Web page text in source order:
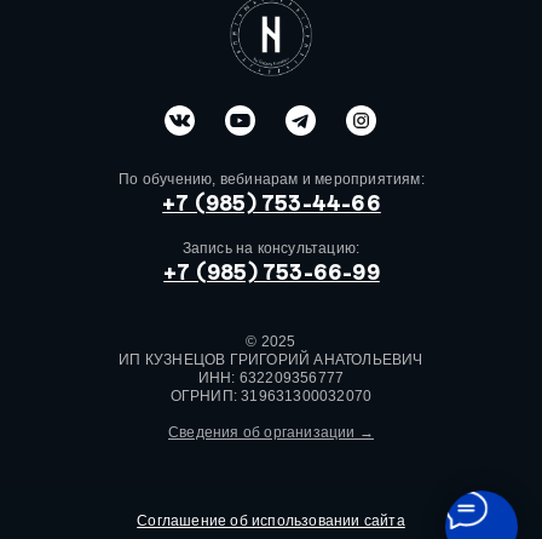
© 2025
ИП КУЗНЕЦОВ ГРИГОРИЙ АНАТОЛЬЕВИЧ
ИНН: 632209356777
ОГРНИП: 319631300032070
Сведения об организации →
+7 (985) 753-44-66
+7 (985) 753-66-99
По обучению, вебинарам и мероприятиям:
Запись на консультацию:
Соглашение об использовании сайта